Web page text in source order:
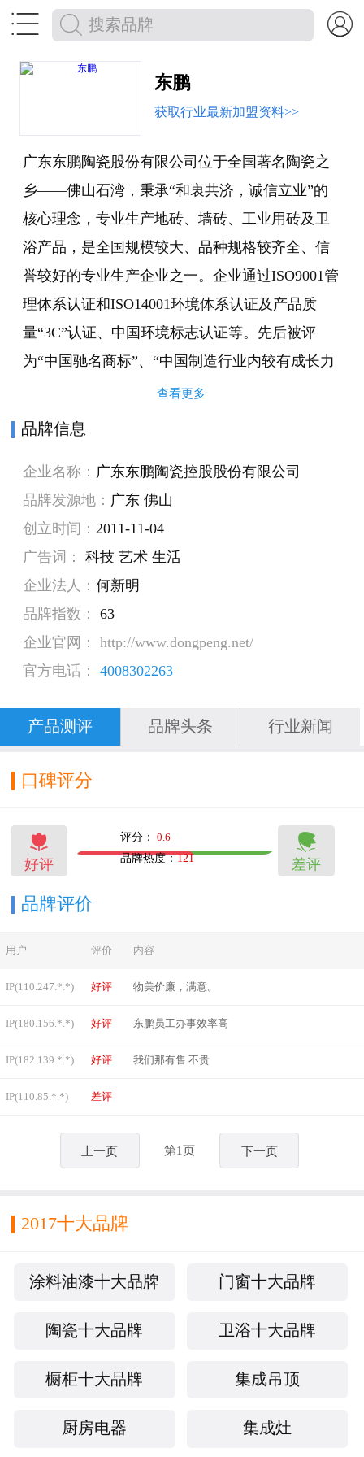
 
东鹏
获取行业最新加盟资料>>
广东东鹏陶瓷股份有限公司位于全国著名陶瓷之
乡——佛山石湾，秉承“和衷共济，诚信立业”的
核心理念，专业生产地砖、墙砖、工业用砖及卫
浴产品，是全国规模较大、品种规格较齐全、信
誉较好的专业生产企业之一。企业通过ISO9001管
理体系认证和ISO14001环境体系认证及产品质
量“3C”认证、中国环境标志认证等。先后被评
为“中国驰名商标”、“中国制造行业内较有成长力
自主品牌企业”、“中国500较有价值品牌”、“中国
建筑陶瓷行业标志性品牌”、“广东省标志性品
业”、“广东省专利试点企业”、“广东省百强民营企
业”等。
东鹏以品质铸就品牌、科技推动品牌、口碑传播
品牌为宗旨，引进世界先进的设备及技术，经自
主研发，先后获得国家专利技术192项，成功研发
了多项新技术填补了行业空白；成功推出“金花米
黄”、“天山石”、“银河石”、“飞天石”、“砂岩
石”、“珊瑚玉”等受消费者推崇的新产品，掀起全
中国乃至国际优质技术的“卡拉拉”、“洞石”、“天
瓷文化结合起来，融入人们的艺术生活，缔造了
工业品展示空间、外墙干挂空间及整体卫浴生活
馆等灵性空间，引领着行业潮流。东鹏产品被广
泛应用于北京奥运会比赛场馆、国家大剧院、中
装饰行业人士推崇的品牌。
东鹏建立了遍布全国的1156家五星服务站，组建
了近20000人的“阳光天使”服务队伍，为消费者提
务，从心出发，以我们的用心、热心，换取消费
者的放心、开心。
在未来，东鹏将继续传承中国陶瓷文化，持续创
活品位，打造民族品牌，为中国建陶行业做出新
查看更多
品牌信息
企业名称： 广东东鹏陶瓷控股股份有限公司
品牌发源地： 广东 佛山
创立时间： 2011-11-04
广告词： 科技 艺术 生活
企业法人： 何新明
品牌指数： 63
企业官网： http://www.dongpeng.net/
官方电话： 4008302263
产品测评 品牌头条 行业新闻
口碑评分

好评

差评
评分： 0.6
品牌热度：121
品牌评价
用户 评价 内容
IP(110.247.*.*) 好评 物美价廉，满意。
IP(180.156.*.*) 好评 东鹏员工办事效率高
IP(182.139.*.*) 好评 我们那有售 不贵
IP(110.85.*.*) 差评
上一页 第1页 下一页
2017十大品牌
涂料油漆十大品牌 门窗十大品牌
陶瓷十大品牌 卫浴十大品牌
橱柜十大品牌 集成吊顶
厨房电器 集成灶